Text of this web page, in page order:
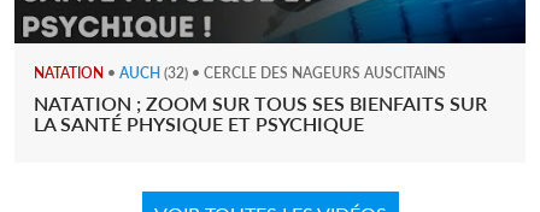
NATATION • AUCH (32) • CERCLE DES NAGEURS AUSCITAINS
NATATION ; ZOOM SUR TOUS SES BIENFAITS SUR
LA SANTÉ PHYSIQUE ET PSYCHIQUE